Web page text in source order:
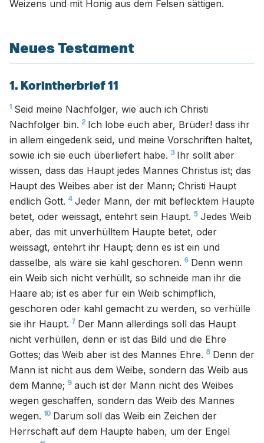
Weizens und mit Honig aus dem Felsen sättigen.
Neues Testament
1. Korintherbrief 11
1 Seid meine Nachfolger, wie auch ich Christi
Nachfolger bin. 2 Ich lobe euch aber, Brüder! dass ihr
in allem eingedenk seid, und meine Vorschriften haltet,
sowie ich sie euch überliefert habe. 3 Ihr sollt aber
wissen, dass das Haupt jedes Mannes Christus ist; das
Haupt des Weibes aber ist der Mann; Christi Haupt
endlich Gott. 4 Jeder Mann, der mit beflecktem Haupte
betet, oder weissagt, entehrt sein Haupt. 5 Jedes Weib
aber, das mit unverhülltem Haupte betet, oder
weissagt, entehrt ihr Haupt; denn es ist ein und
dasselbe, als wäre sie kahl geschoren. 6 Denn wenn
ein Weib sich nicht verhüllt, so schneide man ihr die
Haare ab; ist es aber für ein Weib schimpflich,
geschoren oder kahl gemacht zu werden, so verhülle
sie ihr Haupt. 7 Der Mann allerdings soll das Haupt
nicht verhüllen, denn er ist das Bild und die Ehre
Gottes; das Weib aber ist des Mannes Ehre. 8 Denn der
Mann ist nicht aus dem Weibe, sondern das Weib aus
dem Manne; 9 auch ist der Mann nicht des Weibes
wegen geschaffen, sondern das Weib des Mannes
wegen. 10 Darum soll das Weib ein Zeichen der
Herrschaft auf dem Haupte haben, um der Engel